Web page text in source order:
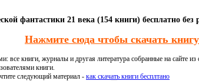
фантастики 21 века (154 книги) бесплатно без
Нажмите сюда чтобы скачать книгу
книги, журналы и другая литература собранные на сайте
книги.
следующий материал - как скачать книги бесплтано